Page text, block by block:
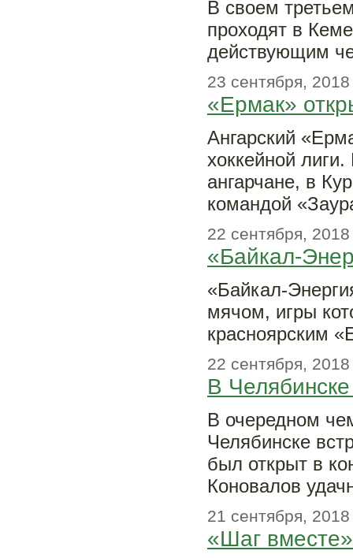
В своем
проходят в
действующим
23 сентября, 2018
«Ермак»
Ангарский
хоккейной
ангарчане, в
командой
22 сентября, 2018
«Байкал-
«Байкал-
мячом, игры
красноярским
22 сентября, 2018
В
В очередном
Челябинске
был открыт в
Коновалов
21 сентября, 2018
«Шаг